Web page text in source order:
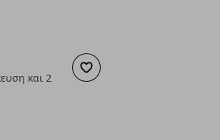
Προσθήκη στα αγαπημένα
και 2